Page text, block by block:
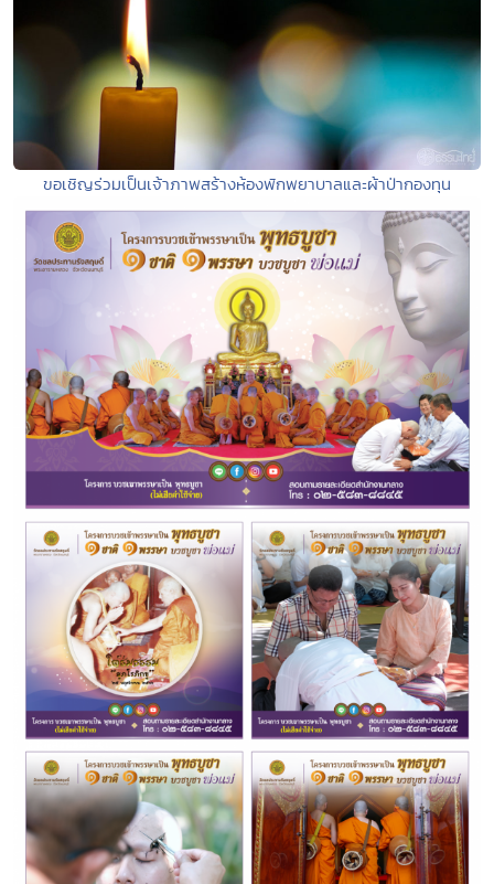
ขอเชิญร่วมเป็นเจ้าภาพสร้างห้องพักพยาบาลและผ้าป่ากองทุน